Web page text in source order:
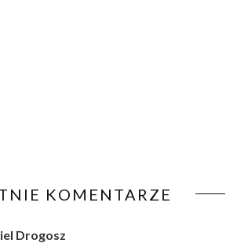
KOMENTARZE
Drogosz